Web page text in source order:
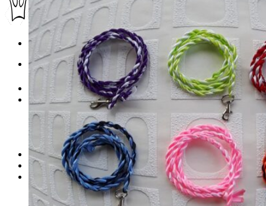
Shop
Pages
About
Contact
Location
Logga in
Varukorg /0.00kr0
Inga produkter i varukorgen.